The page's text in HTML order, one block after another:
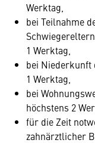
Werktag,
bei Teilnahme
1 Werktag,
bei Niederkunft
1 Werktag,
bei
höchstens 2
für die Zeit
zahnärztlicher